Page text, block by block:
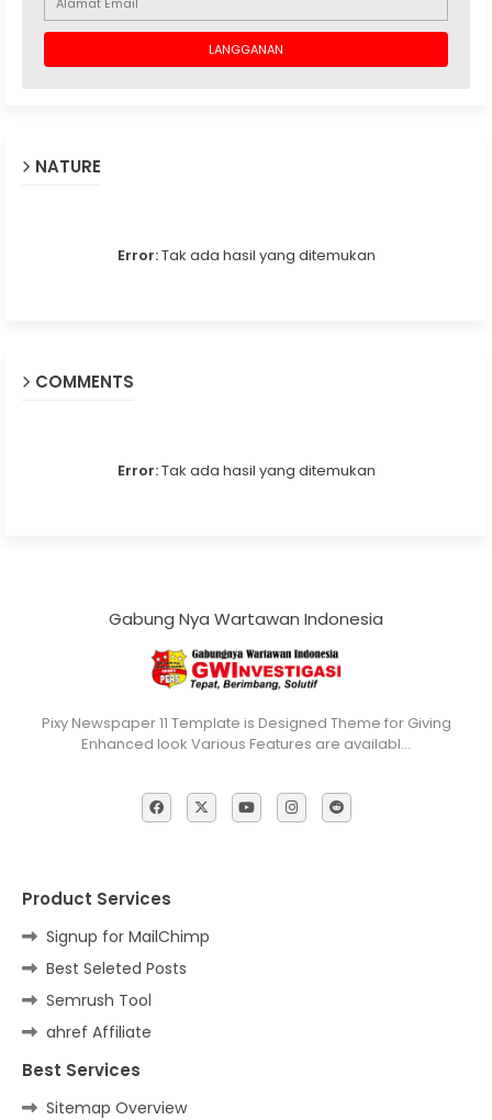
NATURE
Error:Tak ada hasil yang ditemukan
COMMENTS
Error:Tak ada hasil yang ditemukan
Gabung Nya Wartawan Indonesia
Pixy Newspaper 11 Template is Designed Theme for Giving
Enhanced look Various Features are availabl…
Product Services
Signup for MailChimp
Best Seleted Posts
Semrush Tool
ahref Affiliate
Best Services
Sitemap Overview